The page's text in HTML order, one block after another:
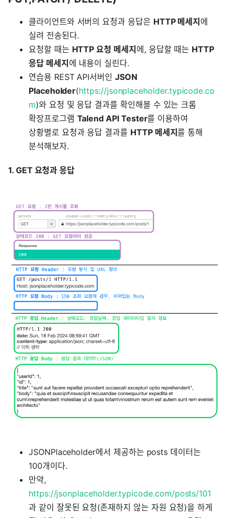
클라이언트와 서버의 요청과 응답은 HTTP 메세지 에
실려 전송된다.
요청할 때는 HTTP 요청 메세지 에, 응답할 때는 HTTP
응답 메세지 에 내용이 실린다.
연습용 REST API서버인 JSON
Placeholder(https://jsonplaceholder.typicode.co
m)와 요청 및 응답 결과를 확인해볼 수 있는 크롬
확장프로그램 Talend API Tester를 이용하여
상황별로 요청과 응답 결과를 HTTP 메세지를 통해
분석해보자.
1. GET 요청과 응답
JSONPlaceholder에서 제공하는 posts 데이터는
100개이다.
만약,
https://jsonplaceholder.typicode.com/posts/101
과 같이 잘못된 요청(존재하지 않는 자원 요청)을 하게